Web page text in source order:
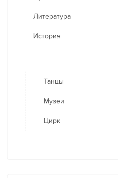
Литература
История
Танцы
Музеи
Цирк